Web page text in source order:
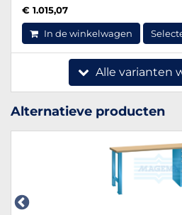
€ 1.015,07
In de winkelwagen
Alle varianten
Alternatieve producten